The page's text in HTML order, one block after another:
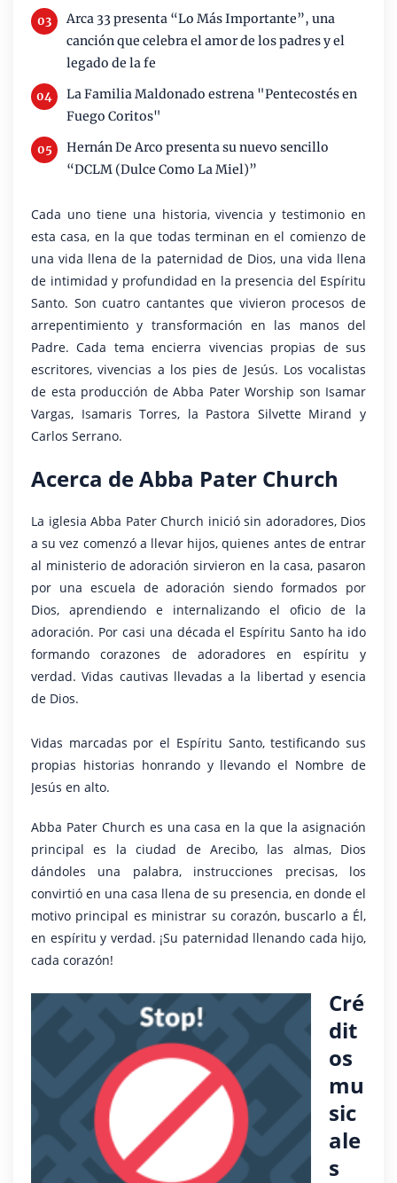
Arca 33 presenta “Lo Más Importante”, una
canción que celebra el amor de los padres y el
legado de la fe
La Familia Maldonado estrena "Pentecostés en
Fuego Coritos"
Hernán De Arco presenta su nuevo sencillo
“DCLM (Dulce Como La Miel)”
Cada uno tiene una historia, vivencia y testimonio en
esta casa, en la que todas terminan en el comienzo de
una vida llena de la paternidad de Dios, una vida llena
de intimidad y profundidad en la presencia del Espíritu
Santo. Son cuatro cantantes que vivieron procesos de
arrepentimiento y transformación en las manos del
Padre. Cada tema encierra vivencias propias de sus
escritores, vivencias a los pies de Jesús. Los vocalistas
de esta producción de Abba Pater Worship son Isamar
Vargas, Isamaris Torres, la Pastora Silvette Mirand y
Carlos Serrano.
Acerca deAbba Pater Church
La iglesia Abba Pater Church inició sin adoradores, Dios
a su vez comenzó a llevar hijos, quienes antes de entrar
al ministerio de adoración sirvieron en la casa, pasaron
por una escuela de adoración siendo formados por
Dios, aprendiendo e internalizando el oficio de la
adoración. Por casi una década el Espíritu Santo ha ido
formando corazones de adoradores en espíritu y
verdad. Vidas cautivas llevadas a la libertad y esencia
de Dios.
Vidas marcadas por el Espíritu Santo, testificando sus
propias historias honrando y llevando el Nombre de
Jesús en alto.
Abba Pater Church es una casa en la que la asignación
principal es la ciudad de Arecibo, las almas, Dios
dándoles una palabra, instrucciones precisas, los
convirtió en una casa llena de su presencia, en donde el
motivo principal es ministrar su corazón, buscarlo a Él,
en espíritu y verdad. ¡Su paternidad llenando cada hijo,
cada corazón!
Cré
dit
os
mu
sic
ale
s